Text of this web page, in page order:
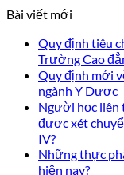
Bài viết mới
Quy định tiêu
Trường Cao
Quy định mới
ngành Y Dược
Người học liên
được xét
IV?
Những thực
hiện nay?